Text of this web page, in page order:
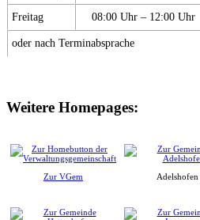
Freitag 08:00 Uhr – 12:00 Uhr
oder nach Terminabsprache
Weitere Homepages:
Zur VGem Adelshofen